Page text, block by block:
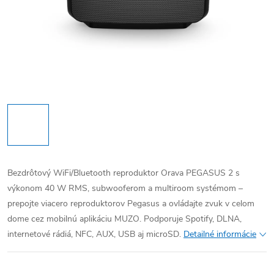
Bezdrôtový WiFi/Bluetooth reproduktor Orava PEGASUS 2 s
výkonom 40 W RMS, subwooferom a multiroom systémom –
prepojte viacero reproduktorov Pegasus a ovládajte zvuk v celom
dome cez mobilnú aplikáciu MUZO. Podporuje Spotify, DLNA,
internetové rádiá, NFC, AUX, USB aj microSD. Detailné informácie